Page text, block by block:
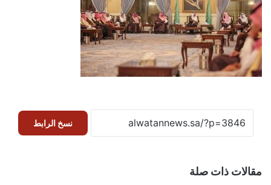
نسخ الرابط
مقالات ذات صلة